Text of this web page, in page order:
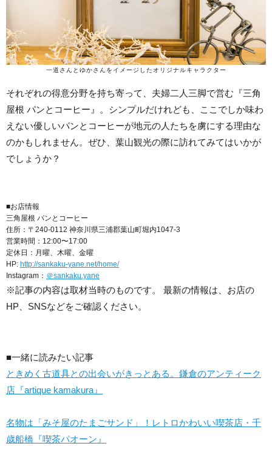
一道さんとゆかさんをイメージしたオリジナルキャラクター
それぞれの得意分野を持ち寄って、夫婦二人三脚で営む『三角
屋根 パンとコーヒー』。シンプルだけれども、ここでしか味わ
えない優しいパンとコーヒーが地元の人たちを虜にする理由な
のかもしれません。ぜひ、葉山観光の際に訪れてみてはいかが
でしょうか？
■お店情報
三角屋根 パンとコーヒー
住所：〒240-0112 神奈川県三浦郡葉山町堀内1047-3
営業時間：12:00〜17:00
定休日：月曜、木曜、金曜
HP: http://sankaku-yane.net/home/
Instagram： ＠sankaku.yane
※記事の内容は取材当時のものです。 最新の情報は、お店の
HP、SNSなどをご確認ください。
■一緒に読みたい記事
ときめく古道具との出会いがきっとある。鎌倉のアンティーク
店『artique kamakura』
名物は「みそ屋のたまごサンド」！レトロかわいい喫茶店・千
歳船橋『喫茶パオーン』